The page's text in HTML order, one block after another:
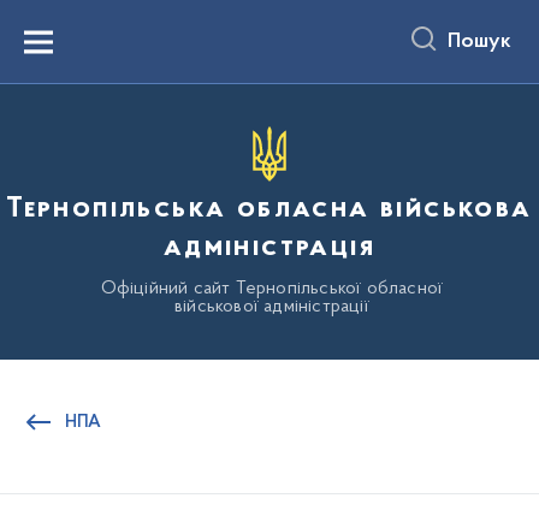
вмістуMenu Пошук
Тернопільська обласна військова
адміністрація
Офіційний сайт Тернопільської обласної
військової адміністрації
НПА